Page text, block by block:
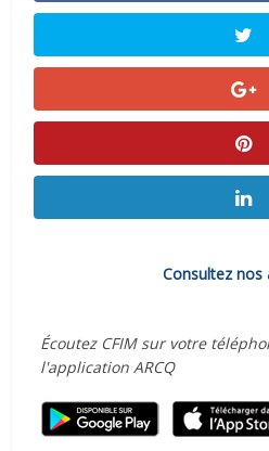
Consultez nos
Écoutez CFIM sur votre
l'application ARCQ